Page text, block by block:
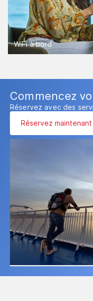
WiFi à bord
Commencez
Réservez avec des
Réservez maintenant